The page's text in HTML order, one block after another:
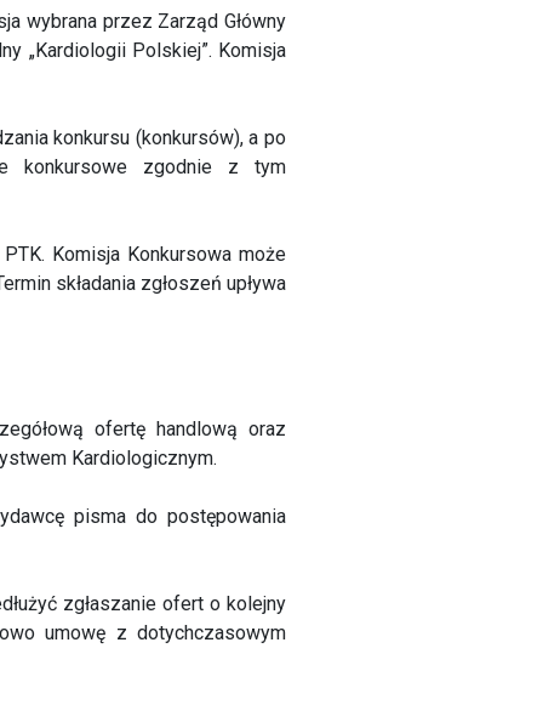
wybrana przez Zarząd Główny
„Kardiologii Polskiej”. Komisja
konkursu (konkursów), a po
konkursowe zgodnie z tym
Komisja Konkursowa może
składania zgłoszeń upływa
ofertę handlową oraz
Kardiologicznym.
pisma do postępowania
zgłaszanie ofert o kolejny
umowę z dotychczasowym